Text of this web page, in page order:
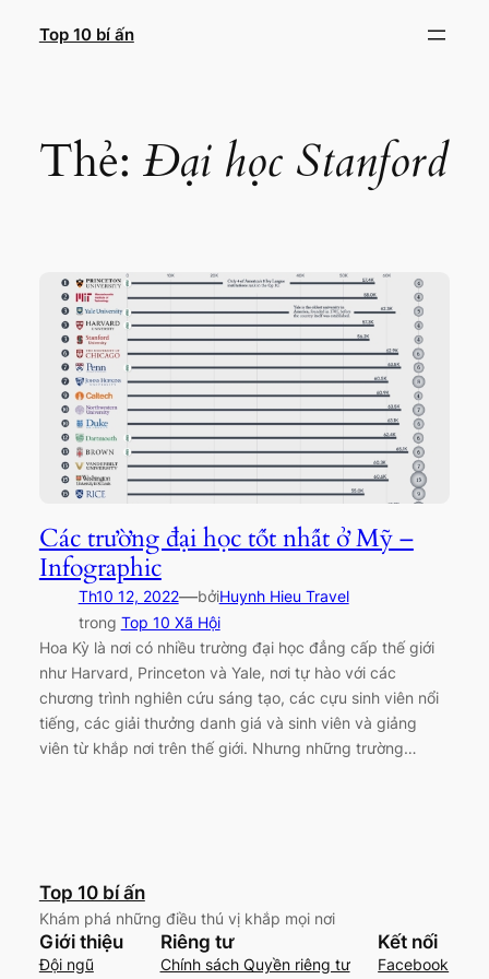
Top 10 bí ấn
Thẻ: Đại học Stanford
Các trường đại học tốt nhất ở Mỹ –
Infographic
Th10 12, 2022—bởiHuynh Hieu Travel
trong Top 10 Xã Hội
Hoa Kỳ là nơi có nhiều trường đại học đẳng cấp thế giới
như Harvard, Princeton và Yale, nơi tự hào với các
chương trình nghiên cứu sáng tạo, các cựu sinh viên nổi
tiếng, các giải thưởng danh giá và sinh viên và giảng
viên từ khắp nơi trên thế giới. Nhưng những trường…
Top 10 bí ấn
Khám phá những điều thú vị khắp mọi nơi
Giới thiệu
Đội ngũ
Riêng tư
Chính sách Quyền riêng tư
Kết nối
Facebook